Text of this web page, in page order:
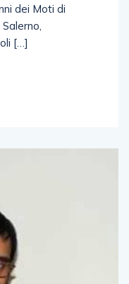
dei Moti di
[…]